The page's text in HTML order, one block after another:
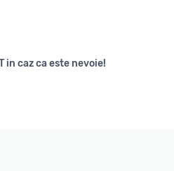
in caz ca este nevoie!